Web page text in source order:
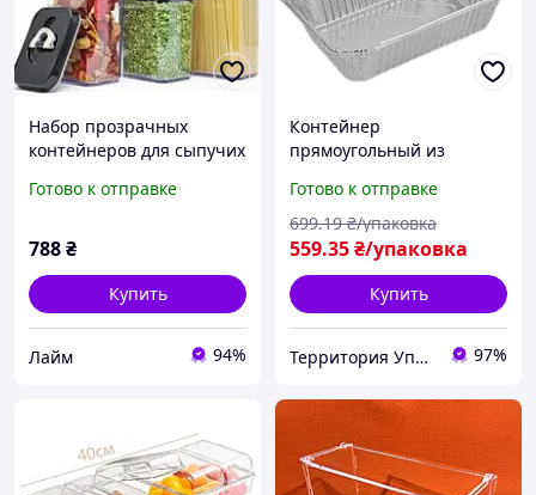
Набор прозрачных
контейнеров для сыпучих
крышками
Готово к отправке
788₴
Купить
Лайм 94%
Контейнер
прямоугольный из
мл (R21L) без крышки
Готово к отправке
559.35₴/упаковка
699.19 ₴/упаковка
Купить
Территория Упаковки 97%